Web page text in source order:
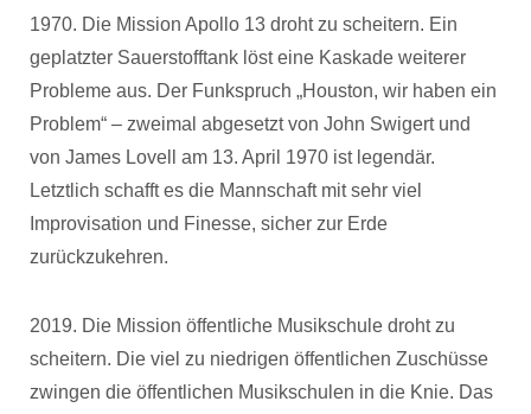
1970. Die Mission Apollo 13 droht zu scheitern. Ein
geplatzter Sauerstofftank löst eine Kaskade weiterer
Probleme aus. Der Funkspruch „Houston, wir haben ein
Problem“ – zweimal abgesetzt von John Swigert und
von James Lovell am 13. April 1970 ist legendär.
Letztlich schafft es die Mannschaft mit sehr viel
Improvisation und Finesse, sicher zur Erde
zurückzukehren.
2019. Die Mission öffentliche Musikschule droht zu
scheitern. Die viel zu niedrigen öffentlichen Zuschüsse
zwingen die öffentlichen Musikschulen in die Knie. Das